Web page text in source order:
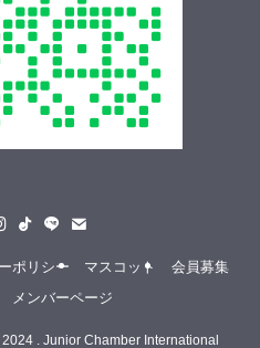
行ってきたぞ🫡
史ある素晴らしい呉服店
使った織物の美しさに
ポリシー マスコット
会員募集
メンバーページ
. Junior Chamber International